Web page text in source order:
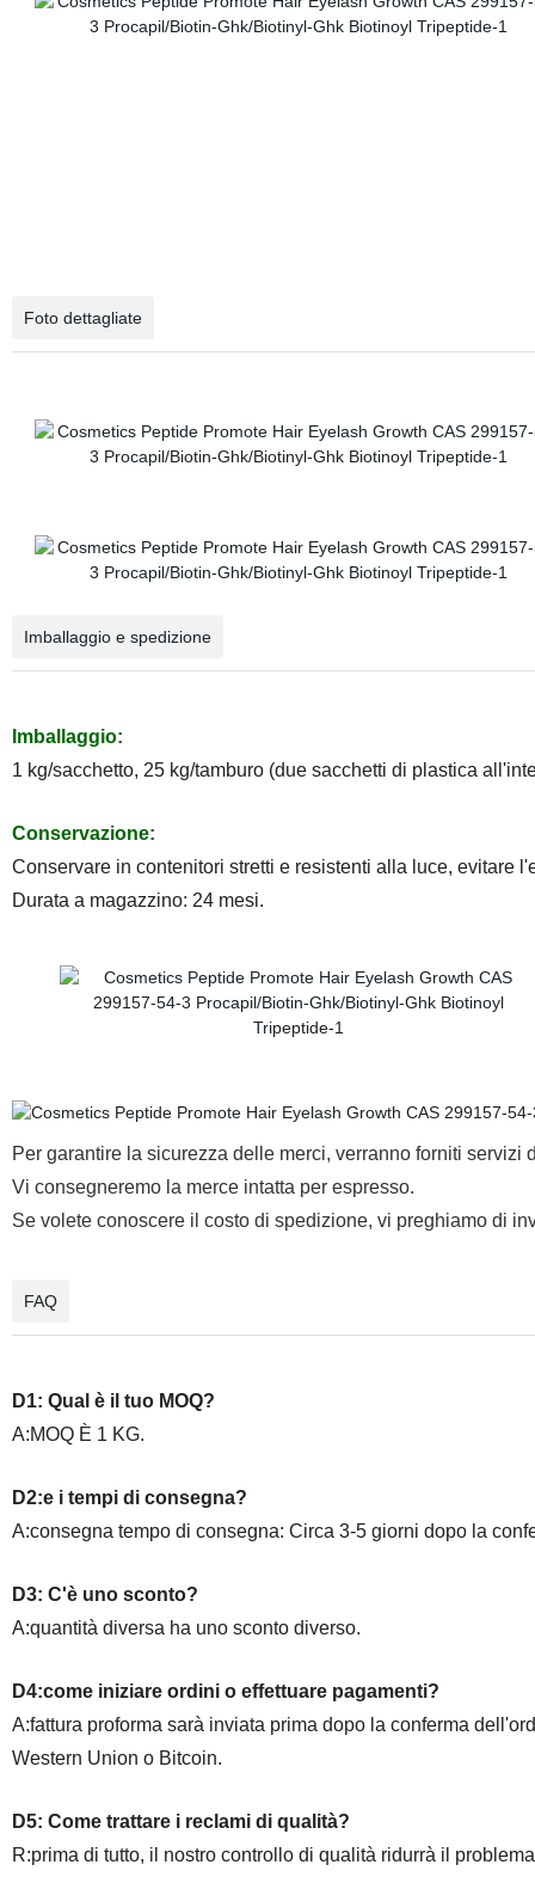
Foto dettagliate
Imballaggio e spedizione
Imballaggio:
1 kg/sacchetto, 25 kg/tamburo (due sacchetti di plastica
Conservazione:
Conservare in contenitori stretti e resistenti alla luce, evitare
Durata a magazzino: 24 mesi.
Per garantire la sicurezza delle merci, verranno forniti
Vi consegneremo la merce intatta per espresso.
Se volete conoscere il costo di spedizione, vi preghiamo di
FAQ
D1: Qual è il tuo MOQ?
A:MOQ È 1 KG.
D2:e i tempi di consegna?
A:consegna tempo di consegna: Circa 3-5 giorni dopo la
D3: C'è uno sconto?
A:quantità diversa ha uno sconto diverso.
D4:come iniziare ordini o effettuare pagamenti?
A:fattura proforma sarà inviata prima dopo la conferma
Western Union o Bitcoin.
D5: Come trattare i reclami di qualità?
R:prima di tutto, il nostro controllo di qualità ridurrà il